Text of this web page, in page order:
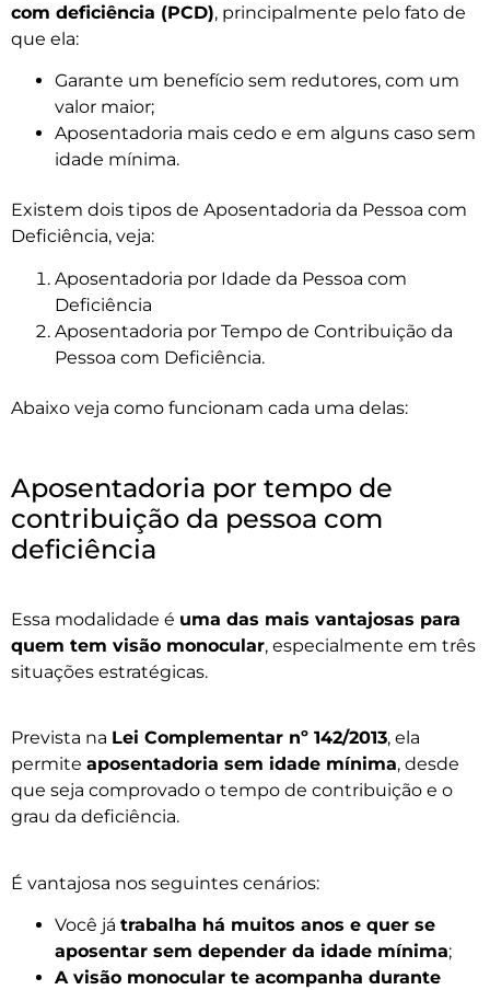
com deficiência (PCD), principalmente pelo fato de
que ela:
Garante um benefício sem redutores, com um
valor maior;
Aposentadoria mais cedo e em alguns caso sem
idade mínima.
Existem dois tipos de Aposentadoria da Pessoa com
Deficiência, veja:
Aposentadoria por Idade da Pessoa com
Deficiência
Aposentadoria por Tempo de Contribuição da
Pessoa com Deficiência.
Abaixo veja como funcionam cada uma delas:
Aposentadoria por tempo de
contribuição da pessoa com
deficiência
Essa modalidade é uma das mais vantajosas para
quem tem visão monocular, especialmente em três
situações estratégicas.
Prevista na Lei Complementar nº 142/2013, ela
permite aposentadoria sem idade mínima, desde
que seja comprovado o tempo de contribuição e o
grau da deficiência.
É vantajosa nos seguintes cenários:
Você já trabalha há muitos anos e quer se
aposentar sem depender da idade mínima;
A visão monocular te acompanha durante